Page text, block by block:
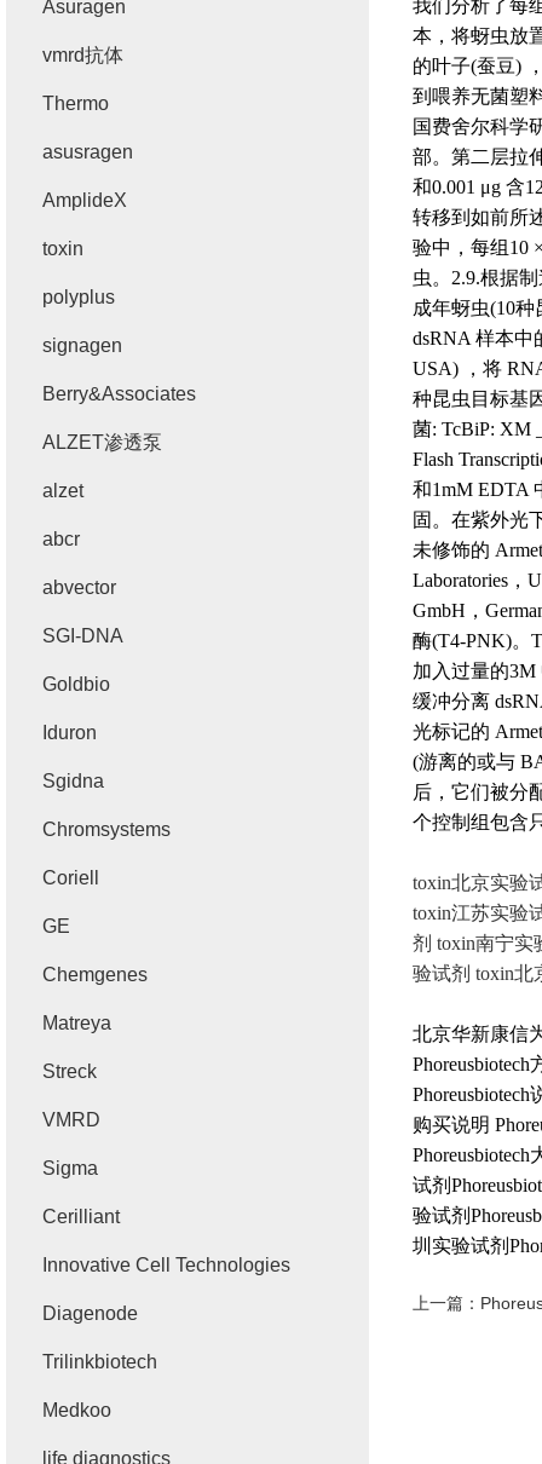
我们分析了每
本，将蚜虫放
的叶子(蚕豆)
到喂养无菌塑
国费舍尔科学
部。第二层拉
和0.001 μg 含
转移到如前所
验中，每组 10
虫。 2.9.根据
成年蚜虫(10种
dsRNA 样本中
USA)
，将
种昆虫目标基
菌: TcBiP: XM
Flash
和1mM EDTA
固。在紫外光
未修饰的
Laboratories ，
GmbH ，
酶(T4-PNK)。
加入过量的3M
缓冲分离
光标记的
(游离的或与
后，它们被分
个控制组包含
toxin北京实验
toxin江苏实验
剂 toxin南宁实
验试剂 toxin北
北京华新康信
Phoreusbiotech
Phoreusbiotech
购买说明
Phoreusbiotech
试剂
验试剂
圳实验试剂
上一篇：
Asuragen
vmrd抗体
Thermo
asusragen
AmplideX
toxin
polyplus
signagen
Berry&Associates
ALZET渗透泵
alzet
abcr
abvector
SGI-DNA
Goldbio
Iduron
Sgidna
Chromsystems
Coriell
GE
Chemgenes
Matreya
Streck
VMRD
Sigma
Cerilliant
Innovative Cell Technologies
Diagenode
Trilinkbiotech
Medkoo
life diagnostics